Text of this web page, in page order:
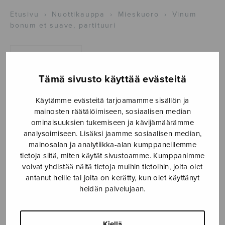
Tämä sivusto käyttää evästeitä
Käytämme evästeitä tarjoamamme sisällön ja
mainosten räätälöimiseen, sosiaalisen median
ominaisuuksien tukemiseen ja kävijämäärämme
analysoimiseen. Lisäksi jaamme sosiaalisen median,
mainosalan ja analytiikka-alan kumppaneillemme
tietoja siitä, miten käytät sivustoamme. Kumppanimme
voivat yhdistää näitä tietoja muihin tietoihin, joita olet
antanut heille tai joita on kerätty, kun olet käyttänyt
heidän palvelujaan.
Etusivu › Nuottikauppa › Mieskuoro ›
Vinum
bonum et suave, partituuri
Vinum bonum et
suave, partituuri
Rechberger Herman
54,50€